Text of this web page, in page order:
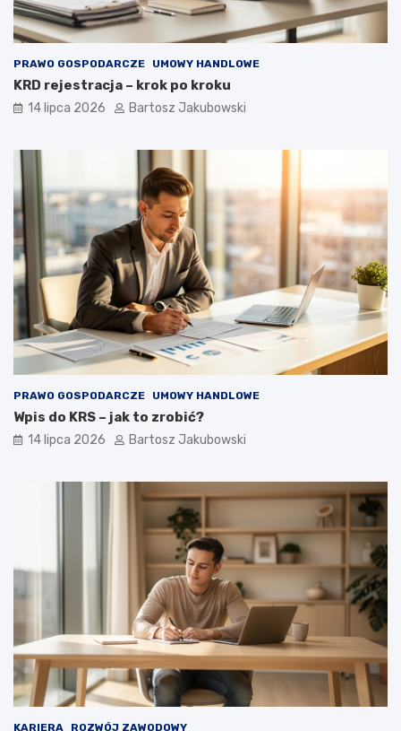
PRAWO GOSPODARCZE UMOWY HANDLOWE
KRD rejestracja – krok po kroku
14 lipca 2026 Bartosz Jakubowski
PRAWO GOSPODARCZE UMOWY HANDLOWE
Wpis do KRS – jak to zrobić?
14 lipca 2026 Bartosz Jakubowski
KARIERA ROZWÓJ ZAWODOWY